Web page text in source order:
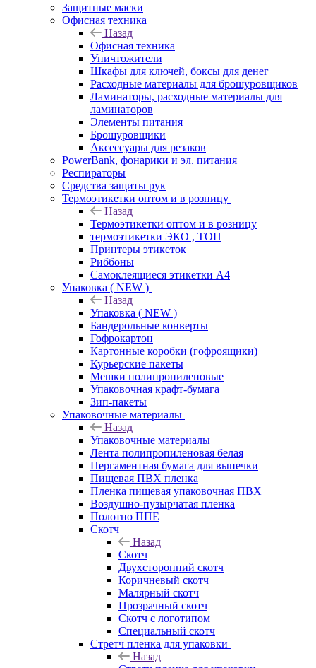
Защитные маски
Офисная техника
Назад
Офисная техника
Уничтожители
Шкафы для ключей, боксы для денег
Расходные материалы для брошуровщиков
Ламинаторы, расходные материалы для
ламинаторов
Элементы питания
Брошуровщики
Аксессуары для резаков
PowerBank, фонарики и эл. питания
Респираторы
Средства защиты рук
Термоэтикетки оптом и в розницу
Назад
Термоэтикетки оптом и в розницу
термоэтикетки ЭКО , ТОП
Принтеры этикеток
Риббоны
Самоклеящиеся этикетки А4
Упаковка ( NEW )
Назад
Упаковка ( NEW )
Бандерольные конверты
Гофрокартон
Картонные коробки (гофроящики)
Курьерские пакеты
Мешки полипропиленовые
Упаковочная крафт-бумага
Зип-пакеты
Упаковочные материалы
Назад
Упаковочные материалы
Лента полипропиленовая белая
Пергаментная бумага для выпечки
Пищевая ПВХ пленка
Пленка пищевая упаковочная ПВХ
Воздушно-пузырчатая пленка
Полотно ППЕ
Скотч
Назад
Скотч
Двухсторонний скотч
Коричневый скотч
Малярный скотч
Прозрачный скотч
Скотч с логотипом
Специальный скотч
Стретч пленка для упаковки
Назад